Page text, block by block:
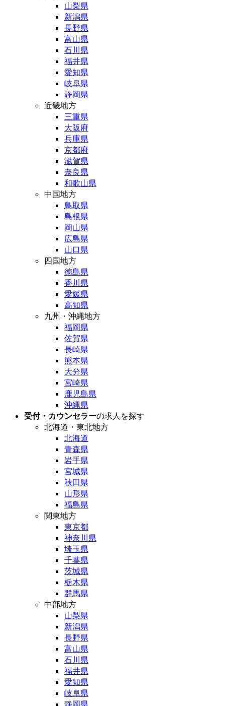
山梨県
新潟県
長野県
富山県
石川県
福井県
愛知県
岐阜県
静岡県
近畿地方
三重県
大阪府
兵庫県
京都府
滋賀県
奈良県
和歌山県
中国地方
鳥取県
島根県
岡山県
広島県
山口県
四国地方
徳島県
香川県
愛媛県
高知県
九州・沖縄地方
福岡県
佐賀県
長崎県
熊本県
大分県
宮崎県
鹿児島県
沖縄県
受付・カウンセラーの求人を探す
北海道・東北地方
北海道
青森県
岩手県
宮城県
秋田県
山形県
福島県
関東地方
東京都
神奈川県
埼玉県
千葉県
茨城県
栃木県
群馬県
中部地方
山梨県
新潟県
長野県
富山県
石川県
福井県
愛知県
岐阜県
静岡県